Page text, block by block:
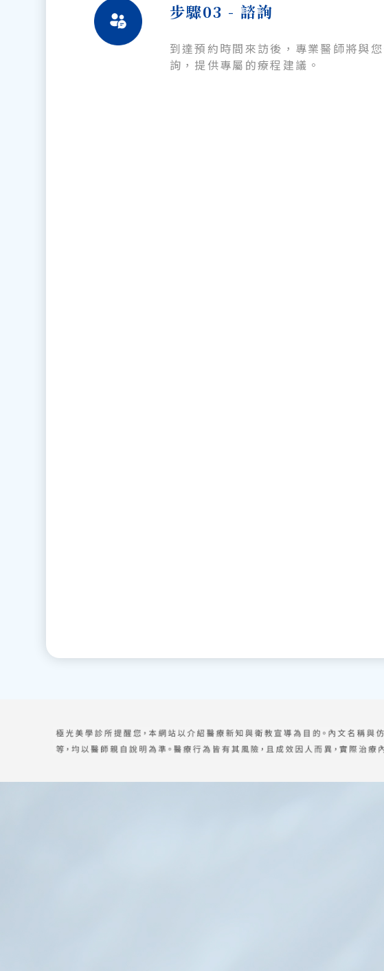
步驟03 - 諮詢
到達預約時間來訪後，專業醫師將與
詢，提供專屬的療程建議。